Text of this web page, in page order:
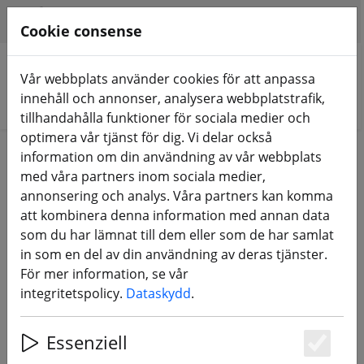
Sök produkter
Home Utrustning
Utrustning
134 Products
Unterkategorien
RC-FJÄRRKONTROLL
Cookie consense
Vår webbplats använder cookies för att anpassa
innehåll och annonser, analysera webbplatstrafik,
tillhandahålla funktioner för sociala medier och
optimera vår tjänst för dig. Vi delar också
information om din användning av vår webbplats
med våra partners inom sociala medier,
annonsering och analys. Våra partners kan komma
att kombinera denna information med annan data
som du har lämnat till dem eller som de har samlat
in som en del av din användning av deras tjänster.
För mer information, se vår
integritetspolicy. Dataskydd.
Essenziell